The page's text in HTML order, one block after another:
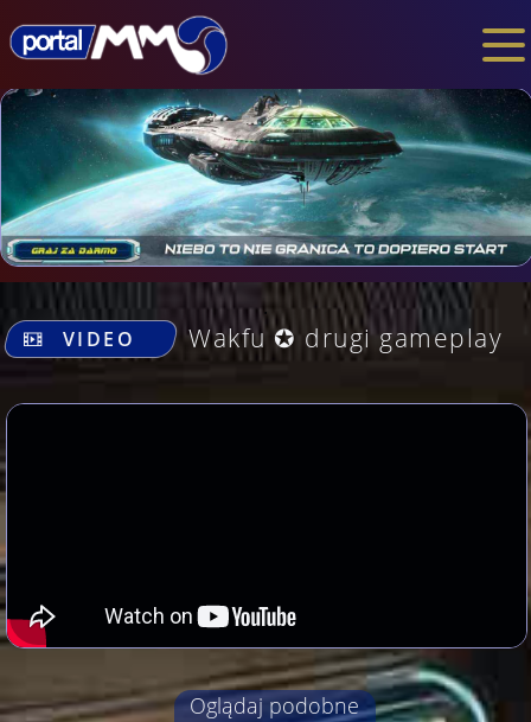
.
VIDEO
Wakfu ✪ drugi gameplay
Oglądaj podobne